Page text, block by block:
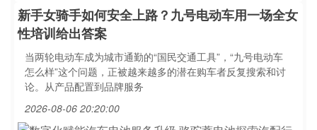
新手女骑手如何安全上路？九号电动车用一场全女
性培训给出答案
当两轮电动车成为城市通勤的“国民交通工具”，“九号电动车
怎么样”这个问题，正被越来越多的潜在购车者反复搜索和讨
论。从产品配置到品牌服务
2026-08-06 20:20:00